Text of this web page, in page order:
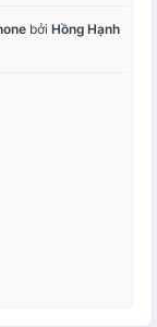
bởi Hồng Hạnh